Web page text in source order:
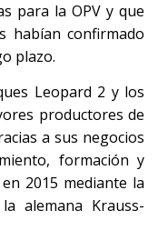
para la OPV y que
habían confirmado
plazo.
Leopard 2 y los
productores de
a sus negocios
formación y
2015 mediante la
alemana Krauss-